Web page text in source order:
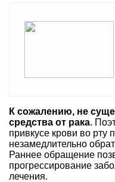
К сожалению, не
средства от рака.
привкусе крови во рту
незамедлительно
Раннее обращение
прогрессирование
лечения.